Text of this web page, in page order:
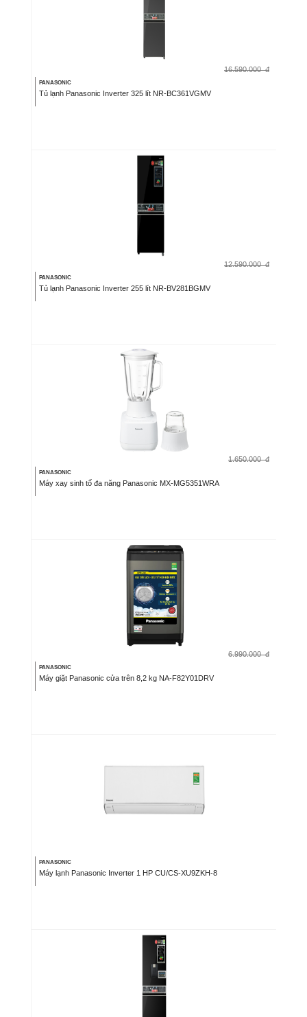
16.590.000 đ
PANASONIC
Tủ lạnh Panasonic Inverter 325 lít NR-BC361VGMV
12.590.000 đ
PANASONIC
Tủ lạnh Panasonic Inverter 255 lít NR-BV281BGMV
1.650.000 đ
PANASONIC
Máy xay sinh tố đa năng Panasonic MX-MG5351WRA
6.990.000 đ
PANASONIC
Máy giặt Panasonic cửa trên 8,2 kg NA-F82Y01DRV
PANASONIC
Máy lạnh Panasonic Inverter 1 HP CU/CS-XU9ZKH-8